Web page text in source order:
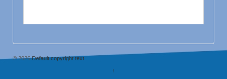
© 2026Default copyright text
↑